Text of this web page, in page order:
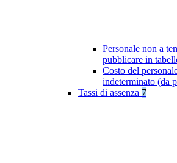
Personale non a
pubblicare in
Costo del
indeterminato (da
Tassi di assenza 7